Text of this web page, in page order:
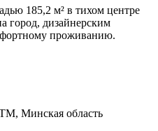
185,2 м² в тихом центре
город, дизайнерским
проживанию.
Минская область